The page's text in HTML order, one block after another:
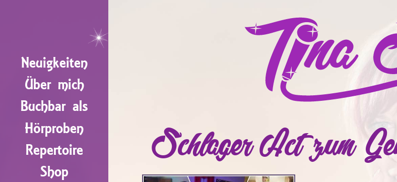
Neuigkeiten
Über mich
Buchbar als
Hörproben
Repertoire
Shop
Schlager Act zum